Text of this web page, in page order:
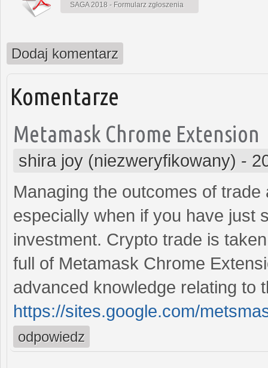
SAGA 2018 - Formularz zgłoszenia
Dodaj komentarz
Komentarze
Metamask Chrome Extension
shira joy (niezweryfikowany) -
Managing the outcomes of
especially when if you have just
investment. Crypto trade is
full of Metamask Chrome
advanced knowledge relating to
https://sites.google.com/
odpowiedz